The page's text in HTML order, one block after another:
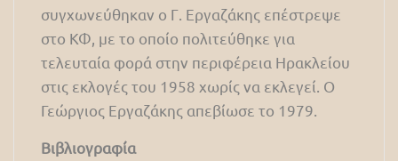
συγχωνεύθηκαν ο Γ. Εργαζάκης επέστρεψε
στο ΚΦ, με το οποίο πολιτεύθηκε για
τελευταία φορά στην περιφέρεια Ηρακλείου
στις εκλογές του 1958 χωρίς να εκλεγεί. Ο
Γεώργιος Εργαζάκης απεβίωσε το 1979.
Βιβλιογραφία